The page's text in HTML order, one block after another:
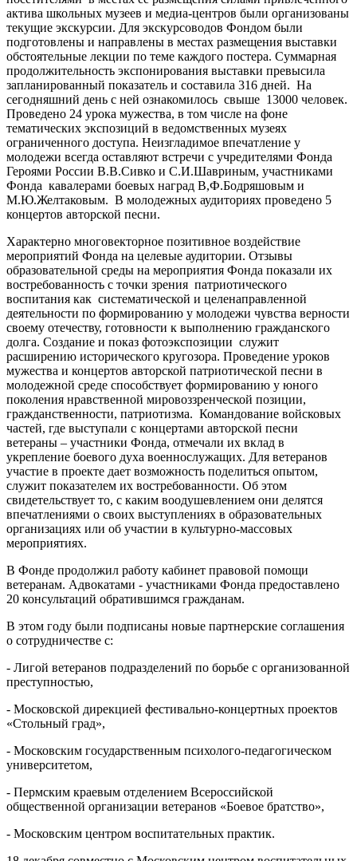
актива школьных музеев и медиа-центров были организованы
текущие экскурсии. Для экскурсоводов Фондом были
подготовлены и направлены в местах размещения выставки
обстоятельные лекции по теме каждого постера. Суммарная
продолжительность экспонирования выставки превысила
запланированный показатель и составила 316 дней. На
сегодняшний день с ней ознакомилось свыше 13000 человек.
Проведено 24 урока мужества, в том числе на фоне
тематических экспозиций в ведомственных музеях
ограниченного доступа. Неизгладимое впечатление у
молодежи всегда оставляют встречи с учредителями Фонда
Героями России В.В.Сивко и С.И.Шавриным, участниками
Фонда кавалерами боевых наград В,Ф.Бодряшовым и
М.Ю.Желтаковым. В молодежных аудиториях проведено 5
концертов авторской песни.
Характерно многовекторное позитивное воздействие
мероприятий Фонда на целевые аудитории. Отзывы
образовательной среды на мероприятия Фонда показали их
востребованность с точки зрения патриотического
воспитания как систематической и целенаправленной
деятельности по формированию у молодежи чувства верности
своему отечеству, готовности к выполнению гражданского
долга. Создание и показ фотоэкспозиции служит
расширению исторического кругозора. Проведение уроков
мужества и концертов авторской патриотической песни в
молодежной среде способствует формированию у юного
поколения нравственной мировоззренческой позиции,
гражданственности, патриотизма. Командование войсковых
частей, где выступали с концертами авторской песни
ветераны – участники Фонда, отмечали их вклад в
укрепление боевого духа военнослужащих. Для ветеранов
участие в проекте дает возможность поделиться опытом,
служит показателем их востребованности. Об этом
свидетельствует то, с каким воодушевлением они делятся
впечатлениями о своих выступлениях в образовательных
организациях или об участии в культурно-массовых
мероприятиях.
В Фонде продолжил работу кабинет правовой помощи
ветеранам. Адвокатами - участниками Фонда предоставлено
20 консультаций обратившимся гражданам.
В этом году были подписаны новые партнерские соглашения
о сотрудничестве с:
- Лигой ветеранов подразделений по борьбе с организованной
преступностью,
- Московской дирекцией фестивально-концертных проектов
«Стольный град»,
- Московским государственным психолого-педагогическом
университетом,
- Пермским краевым отделением Всероссийской
общественной организации ветеранов «Боевое братство»,
- Московским центром воспитательных практик.